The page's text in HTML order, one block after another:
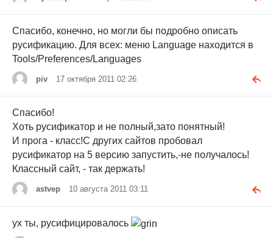
Спасибо, конечно, но могли бы подробно описать
русификацию. Для всех: меню Language находится в
Tools/Preferences/Languages
piv 17 октября 2011 02:26
Спасибо!
Хоть русификатор и не полный,зато понятный!
И прога - класс!С других сайтов пробовал
русификатор на 5 версию запустить,-не получалось!
Классный сайт, - так держать!
astvep 10 августа 2011 03:11
ух ты, русифицировалось